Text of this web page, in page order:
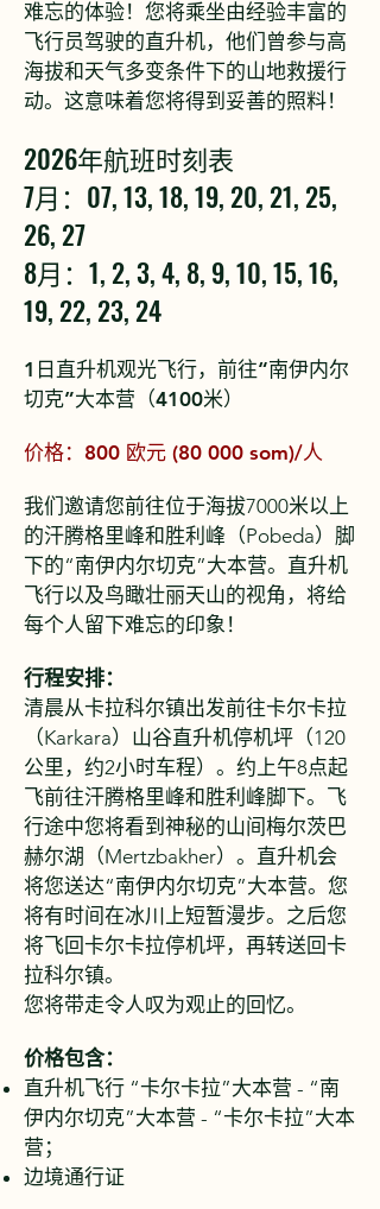
难忘的体验！您将乘坐由经验丰富的
飞行员驾驶的直升机，他们曾参与高
海拔和天气多变条件下的山地救援行
动。这意味着您将得到妥善的照料！
2026年航班时刻表
7月：07, 13, 18, 19, 20, 21, 25,
26, 27
8月：1, 2, 3, 4, 8, 9, 10, 15, 16,
19, 22, 23, 24
1日直升机观光飞行，前往“南伊内尔
切克”大本营（4100米）
价格：800 欧元 (80 000 som)/人
我们邀请您前往位于海拔7000米以上
的汗腾格里峰和胜利峰（Pobeda）脚
下的“南伊内尔切克”大本营。直升机
飞行以及鸟瞰壮丽天山的视角，将给
每个人留下难忘的印象！
行程安排：
清晨从卡拉科尔镇出发前往卡尔卡拉
（Karkara）山谷直升机停机坪（120
公里，约2小时车程）。约上午8点起
飞前往汗腾格里峰和胜利峰脚下。飞
行途中您将看到神秘的山间梅尔茨巴
赫尔湖（Mertzbakher）。直升机会
将您送达“南伊内尔切克”大本营。您
将有时间在冰川上短暂漫步。之后您
将飞回卡尔卡拉停机坪，再转送回卡
拉科尔镇。
您将带走令人叹为观止的回忆。
价格包含：
直升机飞行 “卡尔卡拉”大本营 - “南
伊内尔切克”大本营 - “卡尔卡拉”大本
营；
边境通行证